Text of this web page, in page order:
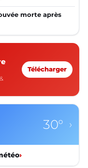
morte après
Télécharger
30° ›
›